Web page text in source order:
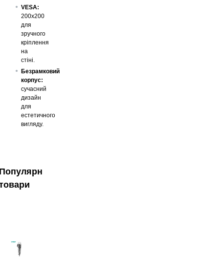
VESA:
200x200
для
зручного
кріплення
на
стіні.
Безрамковий
корпус:
сучасний
дизайн
для
естетичного
вигляду.